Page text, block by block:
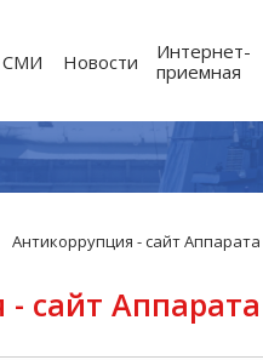
СМИ Новости
Интернет-
приемная
Антикоррупция - сайт
- сайт